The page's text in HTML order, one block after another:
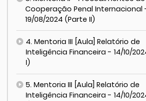
Cooperação Penal Internacional
19/08/2024 (Parte II)
4. Mentoria III [Aula] Relatório de
Inteligência Financeira - 14/10/
I)
5. Mentoria III [Aula] Relatório de
Inteligência Financeira - 14/10/